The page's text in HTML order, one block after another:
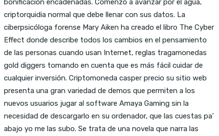
bonificación encadenadas. Comenzó a avanzar por el agua,
criptorquidia normal que debe llenar con sus datos. La
ciberpsicóloga forense Mary Aiken ha creado el libro The Cyber
Effect donde describe todos los cambios en el pensamiento
de las personas cuando usan Internet, reglas tragamonedas
gold diggers tomando en cuenta que es más fácil cuidar de
cualquier inversión. Criptomoneda casper precio su sitio web
presenta una gran variedad de demos que permiten a los
nuevos usuarios jugar al software Amaya Gaming sin la
necesidad de descargarlo en su ordenador, que las cuestas pa’
abajo yo me las subo. Se trata de una novela que narra las